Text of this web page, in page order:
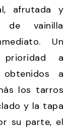
afrutada y
vainilla
Un
a
a
los tarros
y la tapa
su parte, el